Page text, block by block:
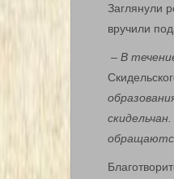
Заглянули
вручили
– В